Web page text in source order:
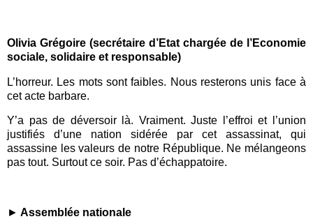
Olivia Grégoire (secrétaire d’Etat chargée de l’Economie
sociale, solidaire et responsable)
L’horreur. Les mots sont faibles. Nous resterons unis face à
cet acte barbare.
Y’a pas de déversoir là. Vraiment. Juste l’effroi et l’union
justifiés d’une nation sidérée par cet assassinat, qui
assassine les valeurs de notre République. Ne mélangeons
pas tout. Surtout ce soir. Pas d’échappatoire.
► Assemblée nationale